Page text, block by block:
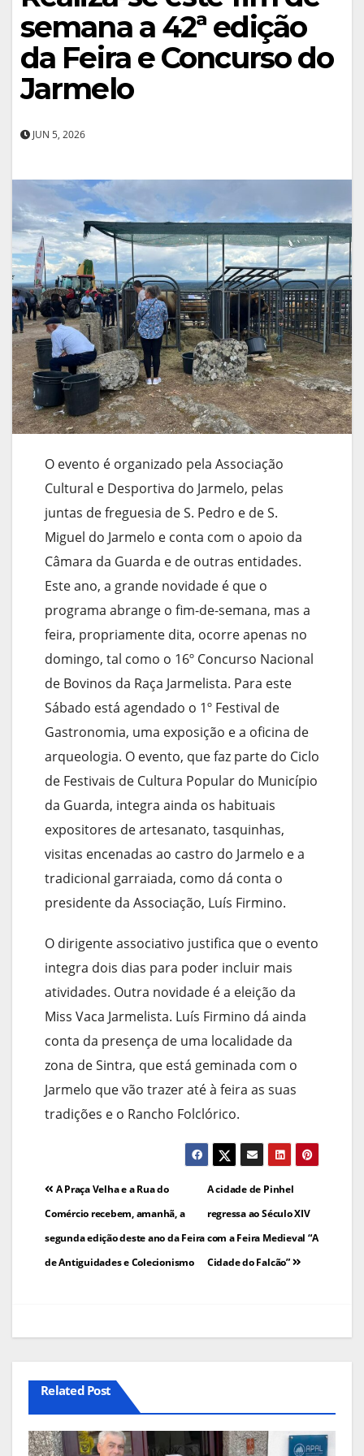
semana a 42ª edição
da Feira e Concurso do
Jarmelo
JUN 5, 2026
O evento é organizado pela Associação
Cultural e Desportiva do Jarmelo, pelas
juntas de freguesia de S. Pedro e de S.
Miguel do Jarmelo e conta com o apoio da
Câmara da Guarda e de outras entidades.
Este ano, a grande novidade é que o
programa abrange o fim-de-semana, mas a
feira, propriamente dita, ocorre apenas no
domingo, tal como o 16º Concurso Nacional
de Bovinos da Raça Jarmelista. Para este
Sábado está agendado o 1º Festival de
Gastronomia, uma exposição e a oficina de
arqueologia. O evento, que faz parte do Ciclo
de Festivais de Cultura Popular do Município
da Guarda, integra ainda os habituais
expositores de artesanato, tasquinhas,
visitas encenadas ao castro do Jarmelo e a
tradicional garraiada, como dá conta o
presidente da Associação, Luís Firmino.
O dirigente associativo justifica que o evento
integra dois dias para poder incluir mais
atividades. Outra novidade é a eleição da
Miss Vaca Jarmelista. Luís Firmino dá ainda
conta da presença de uma localidade da
zona de Sintra, que está geminada com o
Jarmelo que vão trazer até à feira as suas
tradições e o Rancho Folclórico.
Navegação
de
artigos
A cidade de Pinhel
regressa ao Século XIV
com a Feira Medieval “A
Cidade do Falcão”
A Praça Velha e a Rua do
Comércio recebem, amanhã, a
segunda edição deste ano da Feira
de Antiguidades e Colecionismo
Related Post